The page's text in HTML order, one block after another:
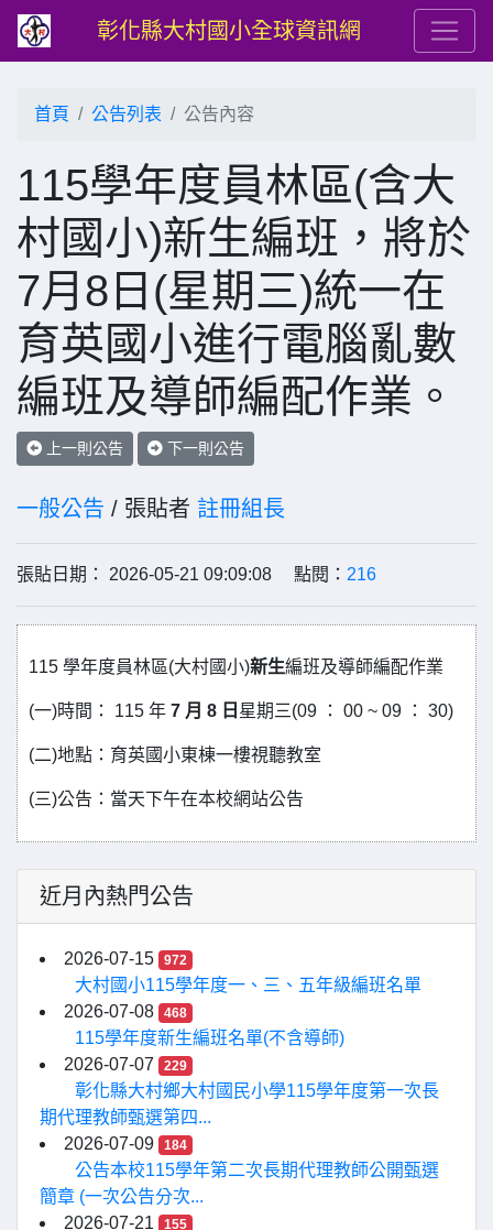
彰化縣大村國小全球資訊網
首頁 公告列表 公告內容
115學年度員林區(含大
村國小)新生編班，將於
7月8日(星期三)統一在
育英國小進行電腦亂數
編班及導師編配作業。
上一則公告 下一則公告
一般公告 / 張貼者 註冊組長
張貼日期： 2026-05-21 09:09:08 點閱： 216
115 學年度員林區(大村國小)新生編班及導師編配作業
(一)時間： 115 年 7 月 8 日 星期三(09 ： 00 ~ 09 ： 30)
(二)地點：育英國小東棟一樓視聽教室
(三)公告：當天下午在本校網站公告
近月內熱門公告
2026-07-15 972
大村國小115學年度一、三、五年級編班名單
2026-07-08
468
115學年度新生編班名單(不含導師)
2026-07-07
229
彰化縣大村鄉大村國民小學115學年度第一次長
期代理教師甄選第四...
2026-07-09
184
公告本校115學年第二次長期代理教師公開甄選
簡章 (一次公告分次...
2026-07-21
155